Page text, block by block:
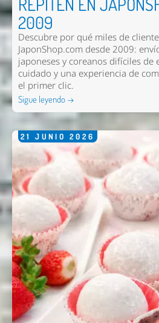
2009
Descubre por qué miles de
JaponShop.com desde 2009:
japoneses y coreanos difíciles de
cuidado y una experiencia de
el primer clic.
Sigue leyendo →
21 JUNIO 2026
Email *
Comentario *